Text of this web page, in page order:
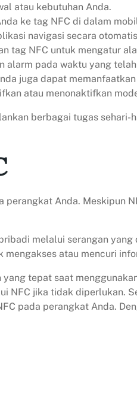
atau kebutuhan Anda.
ke tag NFC di dalam
navigasi secara
tag NFC untuk mengatur
alarm pada waktu yang
juga dapat
atau menonaktifkan
berbagai tugas
Anda. Meskipun
melalui serangan
atau mencuri
tepat saat
NFC jika tidak diperlukan.
pada perangkat Anda.